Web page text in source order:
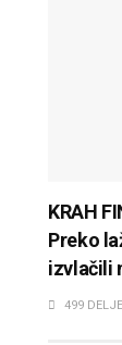
KRAH
Preko
izvlačili
499